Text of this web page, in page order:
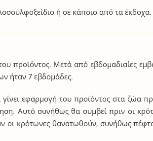
ή σε κάποιο από τα έκδοχα.
προϊόντος. Μετά από εβδομαδιαίες
ήταν 7 εβδομάδες.
εφαρμογή του προϊόντος στα ζώα
Αυτό συνήθως θα συμβεί πριν οι
οι κρότωνες θανατωθούν, συνήθως